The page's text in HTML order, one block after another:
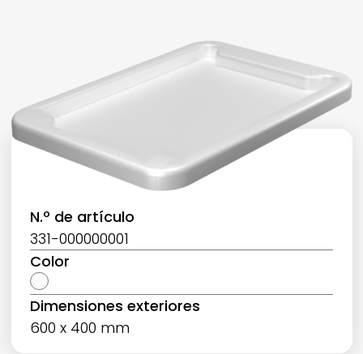
N.º de artículo
331-000000001
Color
Dimensiones exteriores
600 x 400 mm